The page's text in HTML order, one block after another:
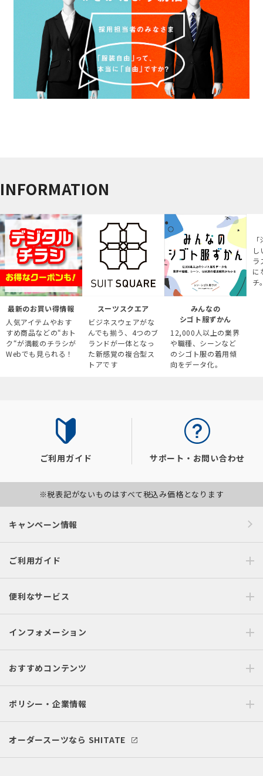
INFORMATION
最新のお買い得情報
人気アイテムやおす
すめ商品などの“おト
ク“が満載のチラシが
Webでも見られる！
スーツスクエア
ビジネスウェアがな
んでも揃う、4つのブ
ランドが一体となっ
た新感覚の複合型ス
トアです
みんなの
シゴト服ずかん
12,000人以上の業界
や職種、シーンなど
のシゴト服の着用傾
向をデータ化。
し
ラ
に
チ
ご利用ガイド サポート・お問い合わせ
※税表記がないものはすべて税込み価格となります
キャンペーン情報
ご利用ガイド
便利なサービス
インフォメーション
おすすめコンテンツ
ポリシー・企業情報
オーダースーツなら SHITATE